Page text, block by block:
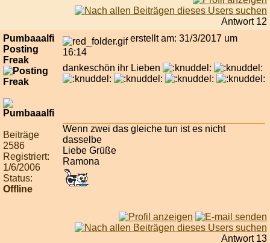
Antwort 12
Pumbaaalfi
Posting
Freak
Beiträge
2586
Registriert:
1/6/2006
Status:
Offline
erstellt am: 31/3/2017 um
16:14
dankeschön ihr Lieben
Wenn zwei das gleiche tun ist es nicht
dasselbe
Liebe Grüße
Ramona
Antwort 13